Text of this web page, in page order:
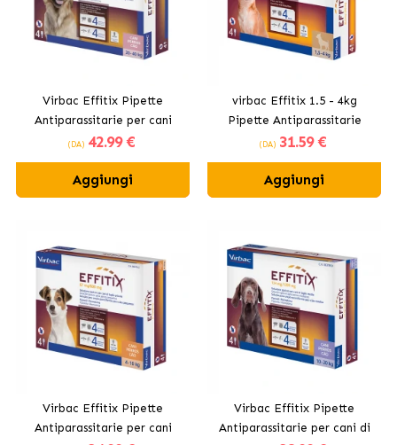
Virbac Effitix Pipette
Antiparassitarie per cani
grandi 20-40kg
(DA) 42.99 €
Aggiungi
virbac Effitix 1.5 - 4kg
Pipette Antiparassitarie
(DA) 31.59 €
Aggiungi
Virbac Effitix Pipette
Antiparassitarie per cani
Virbac Effitix Pipette
Antiparassitarie per cani di